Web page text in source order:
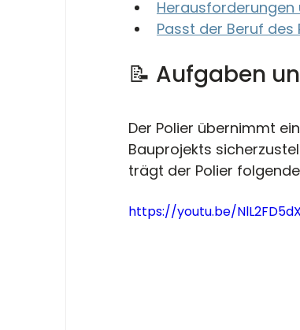
Herausforderungen
Passt der Beruf des
📝 Aufgaben
Der Polier übernimmt
Bauprojekts
trägt der Polier
https://youtu.be/